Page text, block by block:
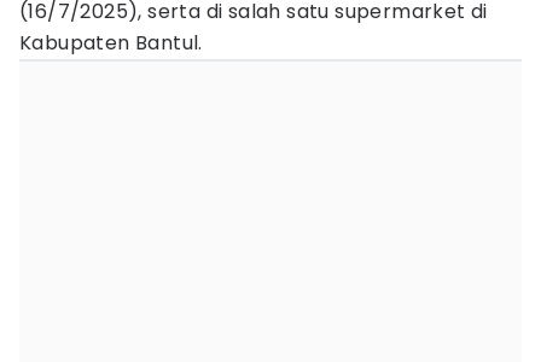
(16/7/2025), serta di salah satu supermarket di
Kabupaten Bantul.